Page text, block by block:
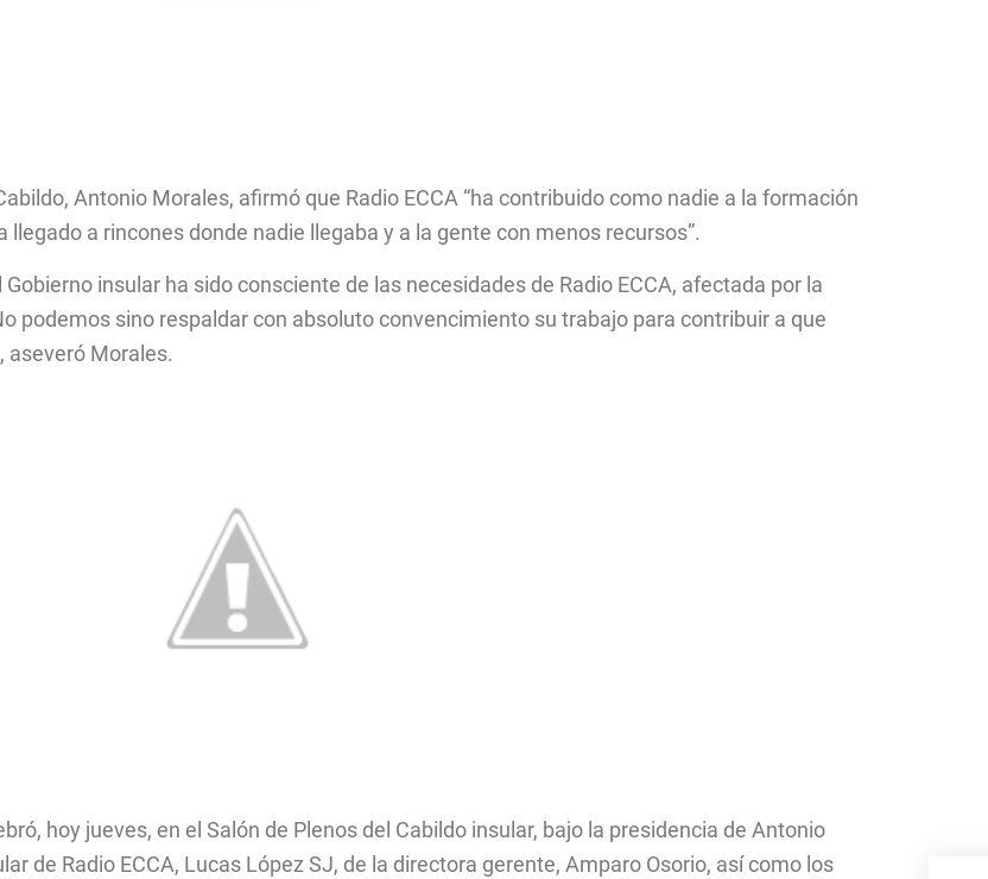
Antonio Morales, afirmó que Radio ECCA “ha contribuido como nadie a la formación
llegado a rincones donde nadie llegaba y a la gente con menos recursos”.
insular ha sido consciente de las necesidades de Radio ECCA, afectada por la
podemos sino respaldar con absoluto convencimiento su trabajo para contribuir a que
aseveró Morales.
hoy jueves, en el Salón de Plenos del Cabildo insular, bajo la presidencia de Antonio
de Radio ECCA, Lucas López SJ, de la directora gerente, Amparo Osorio, así como los